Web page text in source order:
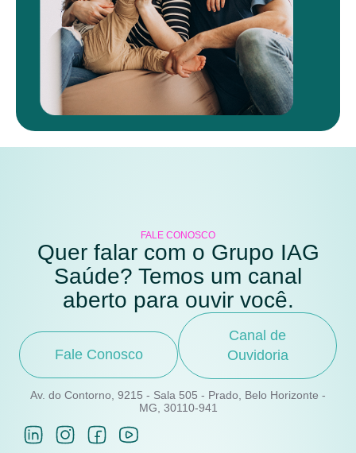
FALE CONOSCO
Quer falar com o Grupo IAG
Saúde? Temos um canal
aberto para ouvir você.
Fale Conosco
Canal de
Ouvidoria
Av. do Contorno, 9215 - Sala 505 - Prado, Belo Horizonte -
MG, 30110-941